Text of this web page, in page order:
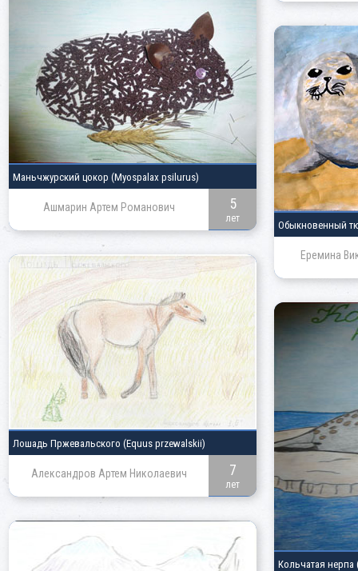
Маньчжурский цокор (Myospalax psilurus)
Ашмарин Артем Романович 5
лет
Обыкновенный
Еремина
Лошадь Пржевальского (Equus przewalskii)
Александров Артем Николаевич 7
лет
Кольчатая нерпа